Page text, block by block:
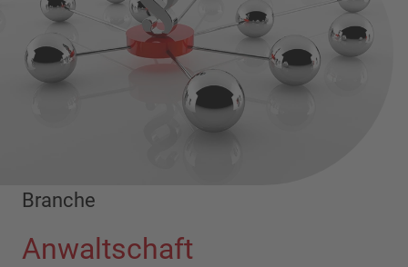
Branche
Anwaltschaft